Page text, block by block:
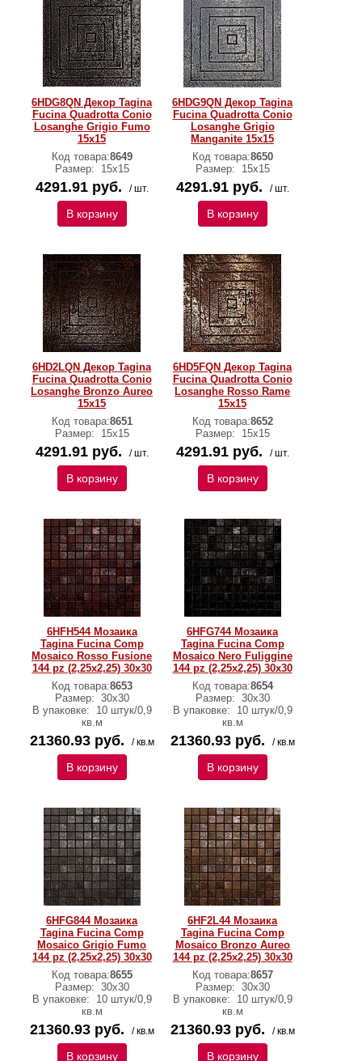
6HDG8QN Декор Tagina
Fucina Quadrotta Conio
Losanghe Grigio Fumo
15x15
Код товара:8649
Размер:
15x15
4291.91 руб. / шт.
В корзину
6HDG9QN Декор Tagina
Fucina Quadrotta Conio
Losanghe Grigio
Manganite 15x15
Код товара:8650
Размер:
15x15
4291.91 руб. / шт.
В корзину
6HD2LQN Декор Tagina
Fucina Quadrotta Conio
Losanghe Bronzo Aureo
15x15
Код товара:8651
Размер:
15x15
4291.91 руб. / шт.
В корзину
6HD5FQN Декор Tagina
Fucina Quadrotta Conio
Losanghe Rosso Rame
15x15
Код товара:8652
Размер:
15x15
4291.91 руб. / шт.
В корзину
6HFH544 Мозаика
Tagina Fucina Comp
Mosaico Rosso Fusione
144 pz (2,25x2,25) 30x30
Код товара:8653
Размер: 30x30
В упаковке:
10 штук/0,9
кв.м
21360.93 руб. / кв.м
В корзину
6HFG744 Мозаика
Tagina Fucina Comp
Mosaico Nero Fuliggine
144 pz (2,25x2,25) 30x30
Код товара:8654
Размер: 30x30
В упаковке:
10 штук/0,9
кв.м
21360.93 руб. / кв.м
В корзину
6HFG844 Мозаика
Tagina Fucina Comp
Mosaico Grigio Fumo
144 pz (2,25x2,25) 30x30
Код товара:8655
Размер: 30x30
В упаковке:
10 штук/0,9
кв.м
21360.93 руб. / кв.м
В корзину
6HF2L44 Мозаика
Tagina Fucina Comp
Mosaico Bronzo Aureo
144 pz (2,25x2,25) 30x30
Код товара:8657
Размер: 30x30
В упаковке:
10 штук/0,9
кв.м
21360.93 руб. / кв.м
В корзину